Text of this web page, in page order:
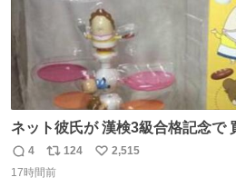
ネット彼氏が 漢検3級合格記念で
返
信
4
リ
ポ
124
い
2,515
17時間前